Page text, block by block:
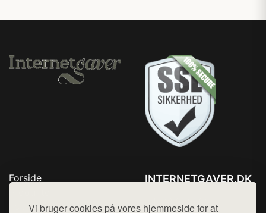
Vi bruger cookies på vores hjemmeside for at
Forside
Top Rabatter
INTERNETGAVER.DK